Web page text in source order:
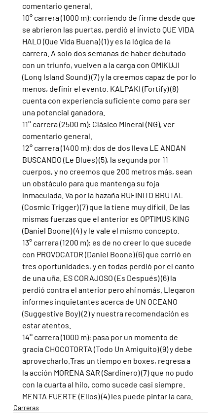
comentario general.
10° carrera (1000 m): corriendo de firme desde que
se abrieron las puertas, perdió el invicto QUE VIDA
HALO (Que Vida Buena) (1) y es la lógica de la
carrera. A solo dos semanas de haber debutado
con un triunfo, vuelven a la carga con OMIKUJI
(Long Island Sound) (7) y la creemos capaz de por lo
menos, definir el evento. KALPAKI (Fortify) (8)
cuenta con experiencia suficiente como para ser
una potencial ganadora.
11° carrera (2500 m): Clásico Mineral (NG), ver
comentario general.
12° carrera (1400 m): dos de dos lleva LE ANDAN
BUSCANDO (Le Blues) (5), la segunda por 11
cuerpos, y no creemos que 200 metros más, sean
un obstáculo para que mantenga su foja
inmaculada. Va por la hazaña RUFINITO BRUTAL
(Cosmic Trigger) (7) que la tiene muy difícil. De las
mismas fuerzas que el anterior es OPTIMUS KING
(Daniel Boone) (4) y le vale el mismo concepto.
13° carrera (1200 m): es de no creer lo que sucede
con PROVOCATOR (Daniel Boone) (6) que corrió en
tres oportunidades, y en todas perdió por el canto
de una uña. ES CORAJOSO (Es Después) (6) la
perdió contra el anterior pero ahí nomás. Llegaron
informes inquietantes acerca de UN OCEANO
(Suggestive Boy) (2) y nuestra recomendación es
estar atentos.
14° carrera (1000 m): pasa por un momento de
gracia CHOCOTORTA (Todo Un Amiguito) (9) y debe
aprovecharlo.Tras un tiempo en boxes, regresa a
la acción MORENA SAR (Sardinero) (7) que no pudo
con la cuarta al hilo, como sucede casi siempre.
MENTA FUERTE (Ellos) (4) les puede pintar la cara.
Carreras